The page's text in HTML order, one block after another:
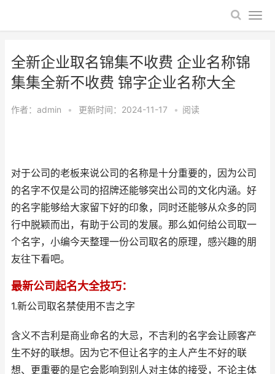
全新企业取名锦集不收费 企业名称锦
集集全新不收费 锦字企业名称大全
作者： admin • 更新时间：2024-11-17 • 阅读
对于公司的老板来说公司的名称是十分重要的，因为公司
的名字不仅是公司的招牌还能够突出公司的文化内涵。好
的名字能够给大家留下好的印象，同时还能够从众多的同
行中脱颖而出，有助于公司的发展。那么如何给公司取一
个名字，小编今天整理一份公司取名的原理，感兴趣的朋
友往下看吧。
最新公司起名大全技巧：
1.新公司取名禁使用不吉之字
含义不吉利是商业命名的大忌，不吉利的名字会让顾客产
生不好的联想。因为它不但让名字的主人产生不好的联
想、更重要的是它会影响到别人对主体的接受，不论主体